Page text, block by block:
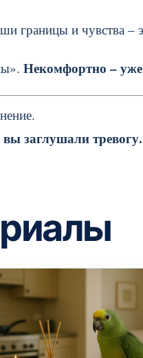
границы и чувства –
Некомфортно – уже
заглушали